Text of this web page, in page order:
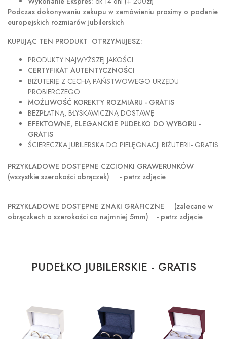
Podczas dokonywaniu zakupu w zamówieniu prosimy o podanie
europejskich rozmiarów jubilerskich
KUPUJĄC TEN PRODUKT OTRZYMUJESZ:
PRODUKTY NAJWYŻSZEJ JAKOŚCI
CERTYFIKAT AUTENTYCZNOŚCI
BIŻUTERIĘ Z CECHĄ PAŃSTWOWEGO URZĘDU
PROBIERCZEGO
MOŻLIWOŚĆ KOREKTY ROZMIARU - GRATIS
BEZPŁATNĄ, BŁYSKAWICZNĄ DOSTAWĘ
EFEKTOWNE, ELEGANCKIE PUDEŁKO DO WYBORU -
GRATIS
ŚCIERECZKA JUBILERSKA DO PIELĘGNACJI BIŻUTERII- GRATIS
PRZYKŁADOWE DOSTĘPNE CZCIONKI GRAWERUNKÓW
(wszystkie szerokości obrączek) - patrz zdjęcie
PRZYKŁADOWE DOSTĘPNE ZNAKI GRAFICZNE (zalecane w
obrączkach o szerokości co najmniej 5mm) - patrz zdjęcie
PUDEŁKO JUBILERSKIE - GRATIS